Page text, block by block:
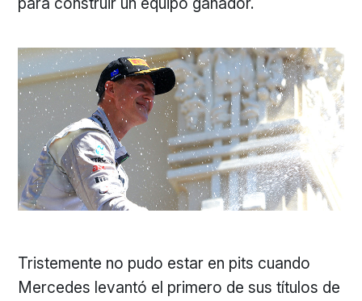
Tristemente no pudo estar en pits cuando
Mercedes levantó el primero de sus títulos de